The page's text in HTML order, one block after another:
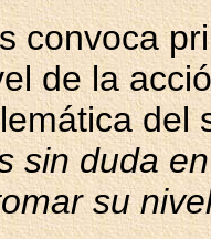
convoca
de la
del
sin duda
su